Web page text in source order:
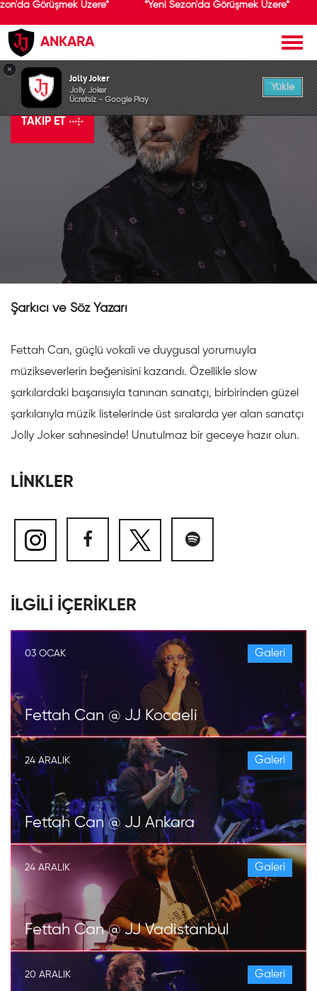
Görüşmek Üzere* *Yeni Sezon'da Görüşmek Üzere*
ANKARA
Fettah Can
TAKIP ET
Şarkıcı ve Söz Yazarı
Fettah Can, güçlü vokali ve duygusal yorumuyla
müzikseverlerin beğenisini kazandı. Özellikle slow
şarkılardaki başarısıyla tanınan sanatçı, birbirinden güzel
şarkılarıyla müzik listelerinde üst sıralarda yer alan sanatçı
Jolly Joker sahnesinde! Unutulmaz bir geceye hazır olun.
LİNKLER
İLGİLİ İÇERİKLER
03 OCAK Galeri
Fettah Can @ JJ Kocaeli
24 ARALIK Galeri
Fettah Can @ JJ Ankara
24 ARALIK Galeri
Fettah Can @ JJ Vadistanbul
20 ARALIK Galeri
×
Jolly Joker
Jolly Joker
Ücretsiz - Google Play
Yükle